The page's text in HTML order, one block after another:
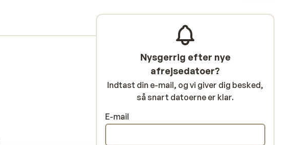
Nysgerrig efter nye
afrejsedatoer?
Indtast din e-mail, og vi giver dig besked,
så snart datoerne er klar.
E-mail